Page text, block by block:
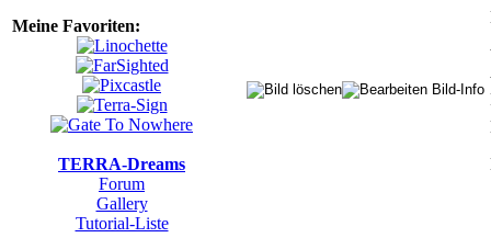
Meine Favoriten:
TERRA-Dreams
Forum
Gallery
Tutorial-Liste